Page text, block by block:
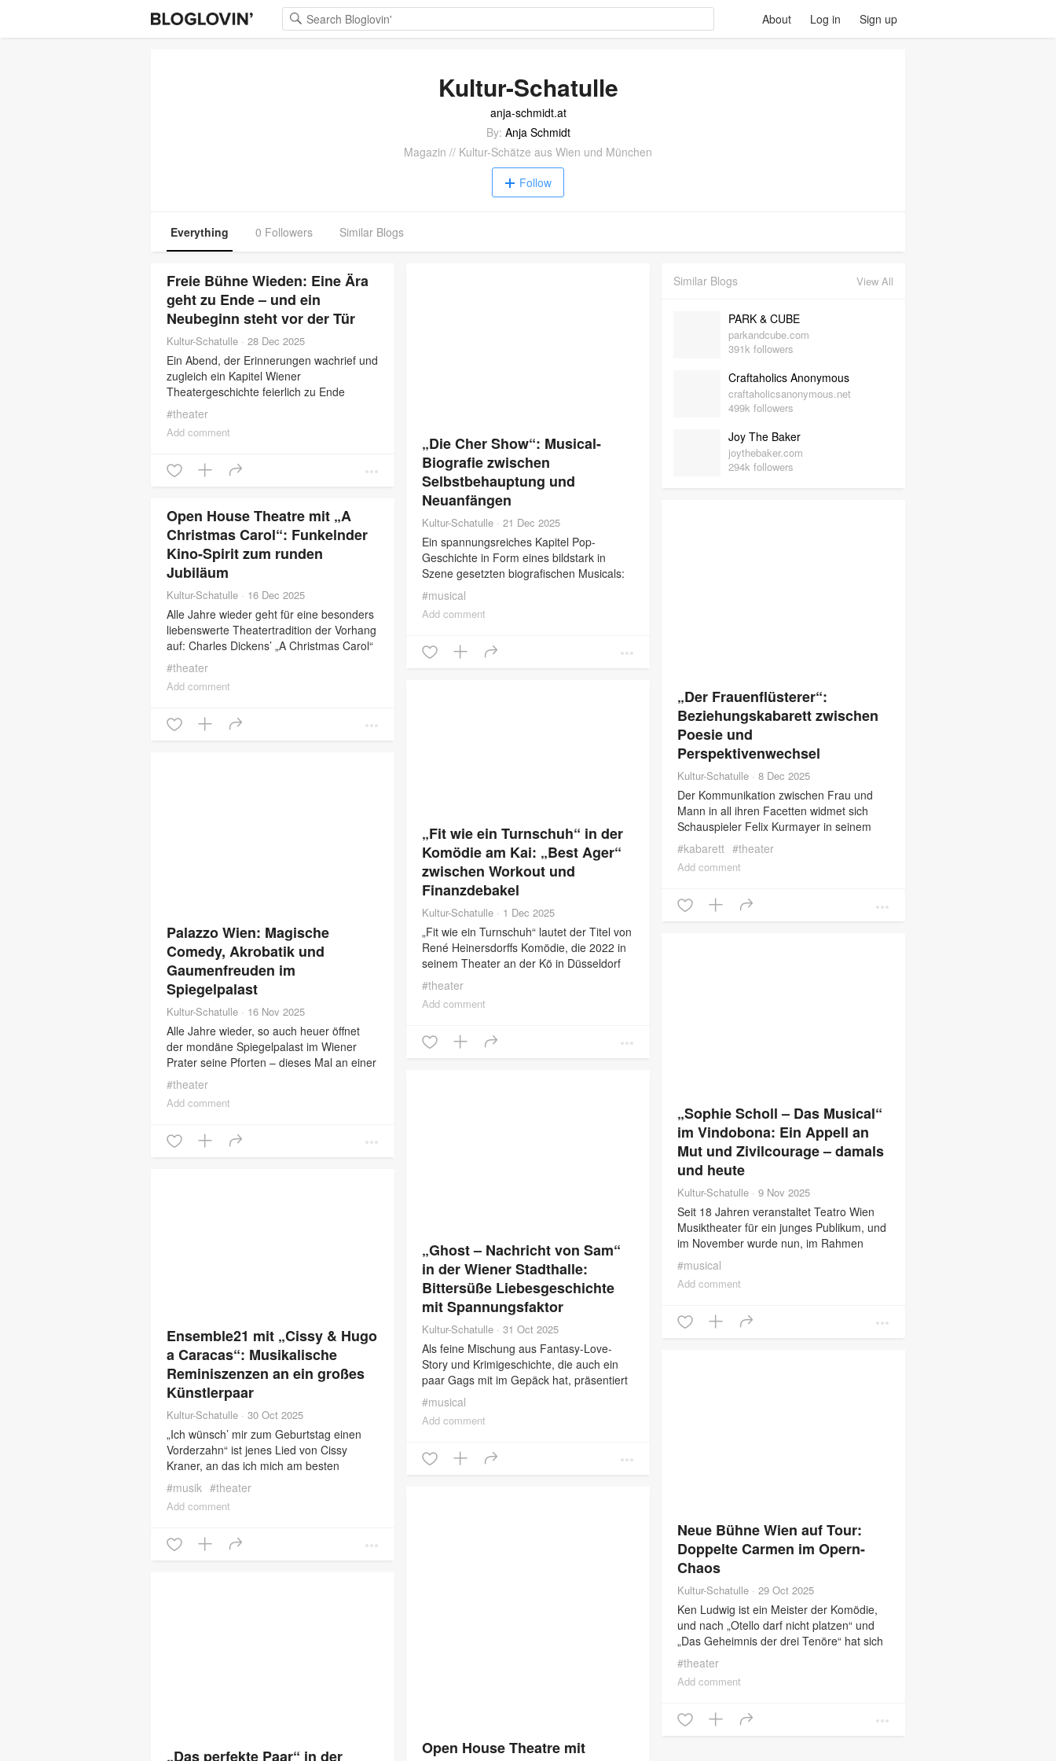
Log in Sign up
About
Kultur-Schatulle
anja-schmidt.at
By: Anja Schmidt
Magazin // Kultur-Schätze aus Wien und München
Follow
Everything 0 Followers Similar Blogs
Freie Bühne Wieden: Eine Ära
geht zu Ende – und ein
Neubeginn steht vor der Tür
Kultur-Schatulle · 28 Dec 2025
Ein Abend, der Erinnerungen wachrief und
zugleich ein Kapitel Wiener
Theatergeschichte feierlich zu Ende
gehen ließ: Im Rahmen eines
stimmungsvollen Gala-Abends blickte
Michaela Ehrenstein, Direktorin der Freien
#theater
Add comment
„Die Cher Show“: Musical-
Biografie zwischen
Selbstbehauptung und
Neuanfängen
Kultur-Schatulle · 21 Dec 2025
Ein spannungsreiches Kapitel Pop-
Geschichte in Form eines bildstark in
Szene gesetzten biografischen Musicals:
„Die Cher Show“, die am Donnerstag ihre
Europapremiere in der Wiener Stadthalle
feierte, lässt das Publikum auf
#musical
Add comment
Similar Blogs View All
PARK & CUBE
parkandcube.com
391k followers
Craftaholics Anonymous
craftaholicsanonymous.net
499k followers
Joy The Baker
joythebaker.com
294k followers
Open House Theatre mit „A
Christmas Carol“: Funkelnder
Kino-Spirit zum runden
Jubiläum
Kultur-Schatulle · 16 Dec 2025
Alle Jahre wieder geht für eine besonders
liebenswerte Theatertradition der Vorhang
auf: Charles Dickens’ „A Christmas Carol“
ist seit 40 Jahren ein Fixpunkt im Wiener
Veranstaltungskalender (ursprünglich
hatte das International
#theater
Add comment
„Der Frauenflüsterer“:
Beziehungskabarett zwischen
Poesie und
Perspektivenwechsel
Kultur-Schatulle · 8 Dec 2025
Der Kommunikation zwischen Frau und
Mann in all ihren Facetten widmet sich
Schauspieler Felix Kurmayer in seinem
Kabarettprogramm „Der Frauenflüsterer“.
Mit Augenzwinkern, aber sehr reflektiert
nähert er sich dem Thema
#kabarett #theater
Add comment
„Fit wie ein Turnschuh“ in der
Komödie am Kai: „Best Ager“
zwischen Workout und
Finanzdebakel
Kultur-Schatulle · 1 Dec 2025
„Fit wie ein Turnschuh“ lautet der Titel von
René Heinersdorffs Komödie, die 2022 in
seinem Theater an der Kö in Düsseldorf
uraufgeführt wurde und nun den Weg
nach Wien als
#theater
Add comment
Palazzo Wien: Magische
Comedy, Akrobatik und
Gaumenfreuden im
Spiegelpalast
Kultur-Schatulle · 16 Nov 2025
Alle Jahre wieder, so auch heuer öffnet
der mondäne Spiegelpalast im Wiener
Prater seine Pforten – dieses Mal an einer
neuen Location, an der Hauptallee
gelegen. „Better Together“ ist das
#theater
Add comment
„Sophie Scholl – Das Musical“
im Vindobona: Ein Appell an
Mut und Zivilcourage – damals
und heute
Kultur-Schatulle · 9 Nov 2025
Seit 18 Jahren veranstaltet Teatro Wien
Musiktheater für ein junges Publikum, und
im November wurde nun, im Rahmen
einer Co-Produktion mit dem Vindobona,
eine Neuinszenierung des Musicals rund
um die
#musical
Add comment
„Ghost – Nachricht von Sam“
in der Wiener Stadthalle:
Bittersüße Liebesgeschichte
mit Spannungsfaktor
Kultur-Schatulle · 31 Oct 2025
Als feine Mischung aus Fantasy-Love-
Story und Krimigeschichte, die auch ein
paar Gags mit im Gepäck hat, präsentiert
sich das Musical „Ghost – Nachricht von
Sam“, das noch bis 2. November
#musical
Add comment
Ensemble21 mit „Cissy & Hugo
a Caracas“: Musikalische
Reminiszenzen an ein großes
Künstlerpaar
Kultur-Schatulle · 30 Oct 2025
„Ich wünsch’ mir zum Geburtstag einen
Vorderzahn“ ist jenes Lied von Cissy
Kraner, an das ich mich am besten
zurückerinnern kann. Oftmals habe ich sie
und ihren Ehemann Hugo Wiener
#musik #theater
Add comment
Neue Bühne Wien auf Tour:
Doppelte Carmen im Opern-
Chaos
Kultur-Schatulle · 29 Oct 2025
Ken Ludwig ist ein Meister der Komödie,
und nach „Otello darf nicht platzen“ und
„Das Geheimnis der drei Tenöre“ hat sich
die Neue Bühne Wien unter der
Gesamtleitung von Marcus
#theater
Add comment
Open House Theatre mit
„Das perfekte Paar“ in der